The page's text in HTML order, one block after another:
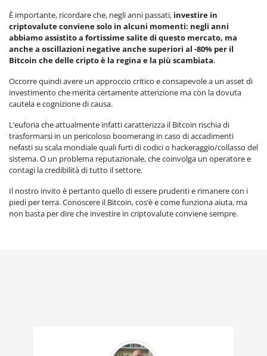
È importante, ricordare che, negli anni passati, investire in
criptovalute conviene solo in alcuni momenti: negli anni
abbiamo assistito a fortissime salite di questo mercato, ma
anche a oscillazioni negative anche superiori al -80% per il
Bitcoin che delle cripto è la regina e la più scambiata.
Occorre quindi avere un approccio critico e consapevole a un asset di
investimento che merita certamente attenzione ma con la dovuta
cautela e cognizione di causa.
L’euforia che attualmente infatti caratterizza il Bitcoin rischia di
trasformarsi in un pericoloso boomerang in caso di accadimenti
nefasti su scala mondiale quali furti di codici o hackeraggio/collasso del
sistema. O un problema reputazionale, che coinvolga un operatore e
contagi la credibilità di tutto il settore.
Il nostro invito è pertanto quello di essere prudenti e rimanere con i
piedi per terra. Conoscere il Bitcoin, cos’è e come funziona aiuta, ma
non basta per dire che investire in criptovalute conviene sempre.